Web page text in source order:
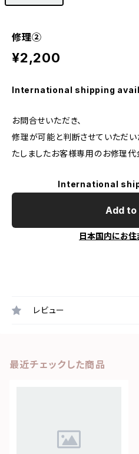
修理②
¥2,200
International shipping
お問合せいただき、
修理が可能と判断させていただ
たしましたお客様専用のお修理代
International
Add
日本国内にお
レビュー
最近チェックした商品